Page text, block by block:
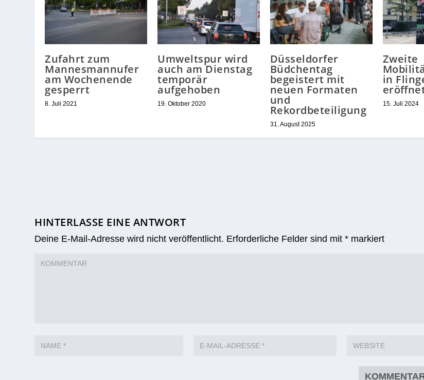
Zufahrt zum
Mannesmannufer
am Wochenende
gesperrt
8. Juli 2021
Umweltspur wird
auch am Dienstag
temporär
aufgehoben
19. Oktober 2020
Düsseldorfer
Büdchentag
begeistert mit
neuen Formaten
und
Rekordbeteiligung
31. August 2025
Zweite
in
15. Juli 2024
HINTERLASSE EINE ANTWORT
Deine E-Mail-Adresse wird nicht veröffentlicht. Erforderliche Felder sind mit* markiert